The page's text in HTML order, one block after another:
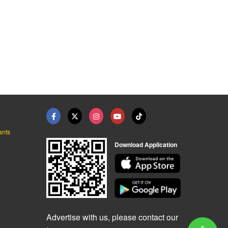
Download Application
Advertise with us, please contact our